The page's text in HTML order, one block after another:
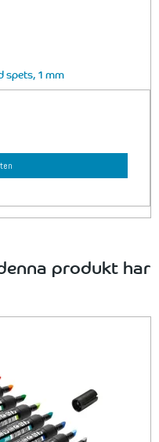
spets, 1 mm
produkt har